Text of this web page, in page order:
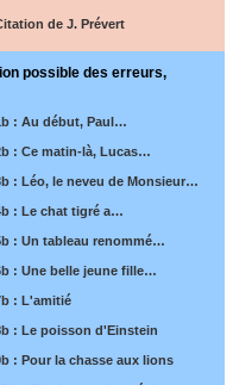
de J. Prévert
possible des erreurs,
: Au début, Paul…
: Ce matin-là, Lucas…
: Léo, le neveu de Monsieur…
: Le chat tigré a…
: Un tableau renommé…
: Une belle jeune fille…
: L'amitié
: Le poisson d'Einstein
: Pour la chasse aux lions